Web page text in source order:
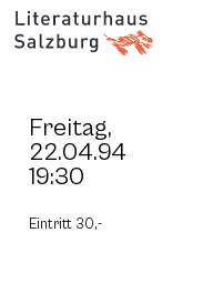
Freitag,
22.04.94
19:30
Eintritt 30,-